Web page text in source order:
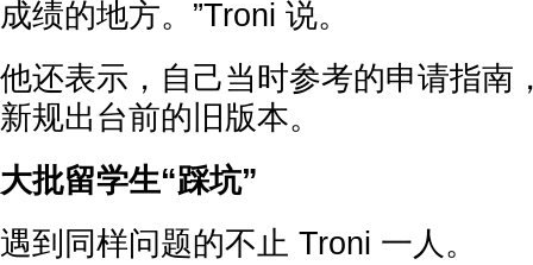
成绩的地方。”Troni 说。
他还表示，自己当时参考的申请指南
新规出台前的旧版本。
大批留学生“踩坑”
遇到同样问题的不止 Troni 一人。